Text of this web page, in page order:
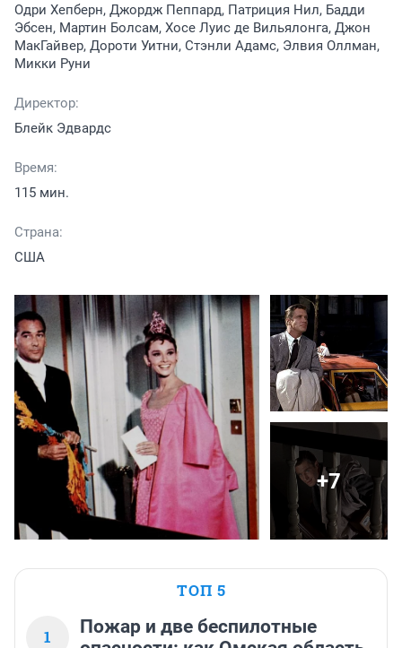
Одри Хепберн, Джордж Пеппард, Патриция Нил, Бадди
Эбсен, Мартин Болсам, Хосе Луис де Вильялонга, Джон
МакГайвер, Дороти Уитни, Стэнли Адамс, Элвия Оллман,
Микки Руни
Директор:
Блейк Эдвардс
Время:
115 мин.
Страна:
США
+7
ТОП 5
1
Пожар и две беспилотные